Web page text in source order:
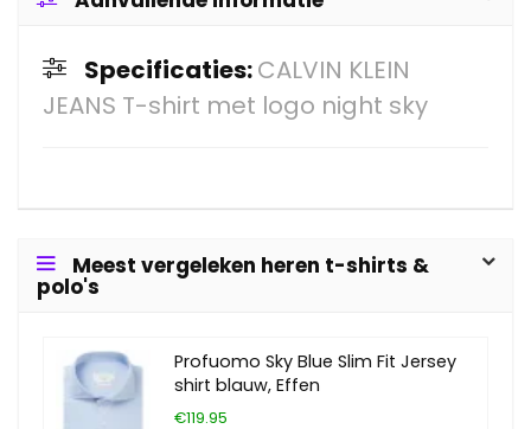
Specificaties:CALVIN KLEIN
JEANS T-shirt met logo night sky
Meest vergeleken heren t-shirts &
polo's
Profuomo Sky Blue Slim Fit Jersey
shirt blauw, Effen
€119.95